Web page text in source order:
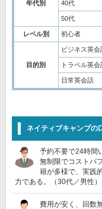
年代別 40代
50代
レベル別 初心者
目的別
ビジネス英会
トラベル英会
日常英会話
ネイティブキャンプの
予約不要で24時間
無制限でコストパ
籍が多様で、実践
力である。（30代／男性）
費用が安く、回数